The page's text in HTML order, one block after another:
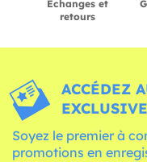
Échanges et
retours
ACCÉDEZ
Soyez le premier à
promotions en